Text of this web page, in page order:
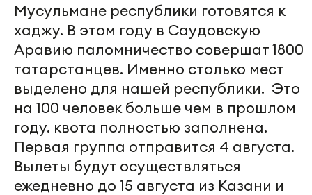
Мусульмане республики готовятся к
хаджу. В этом году в Саудовскую
Аравию паломничество совершат 1800
татарстанцев. Именно столько мест
выделено для нашей республики. Это
на 100 человек больше чем в прошлом
году. квота полностью заполнена.
Первая группа отправится 4 августа.
Вылеты будут осуществляться
ежедневно до 15 августа из Казани и